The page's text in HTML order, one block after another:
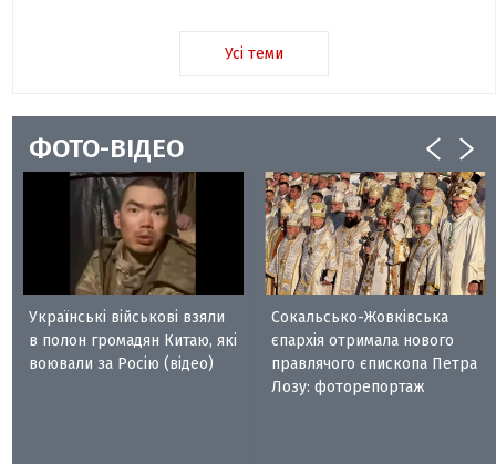
Усі теми
ФОТО-ВІДЕО
Українські військові взяли
в полон громадян Китаю, які
воювали за Росію (відео)
Сокальсько-Жовківська
єпархія отримала нового
правлячого єпископа Петра
Лозу: фоторепортаж